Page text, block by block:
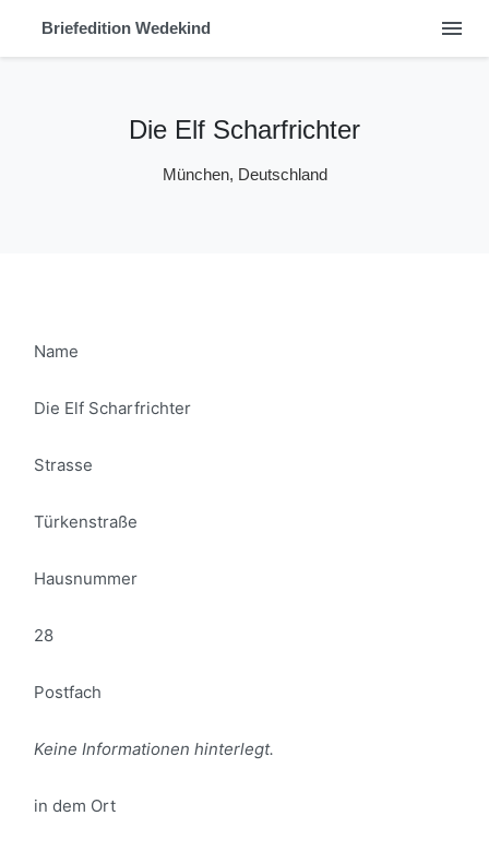
Briefedition Wedekind menu
Die Elf Scharfrichter
München, Deutschland
Name
Die Elf Scharfrichter
Strasse
Türkenstraße
Hausnummer
28
Postfach
Keine Informationen hinterlegt.
in dem Ort